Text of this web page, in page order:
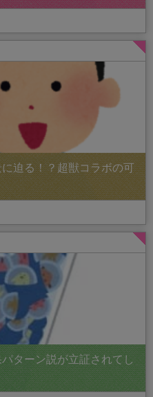
迫る！？超獣コラボの可
ターン説が立証されてし